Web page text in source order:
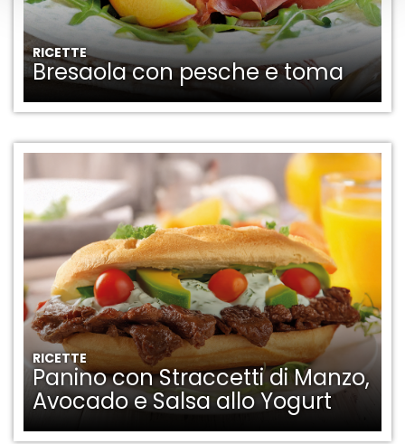
RICETTE
Bresaola con pesche e toma
RICETTE
Panino con Straccetti di Manzo,
Avocado e Salsa allo Yogurt